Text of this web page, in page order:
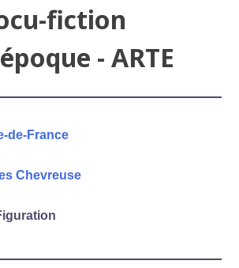
fiction
- ARTE
de-France
Chevreuse